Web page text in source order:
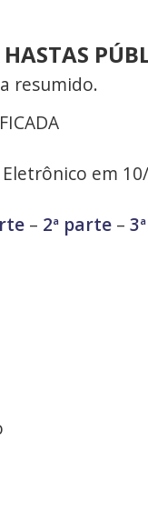
resumido.
em
– 2ª parte –